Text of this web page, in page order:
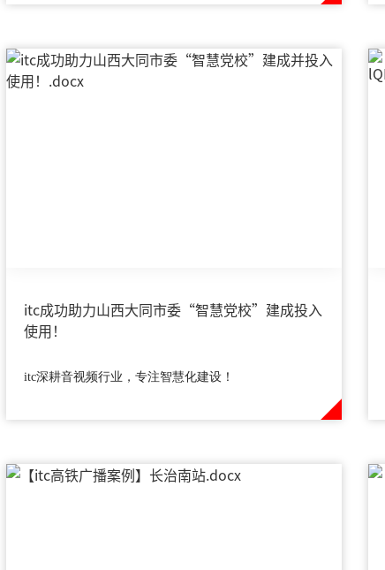
itc成功助力山西大同市委“智慧党校”建成投入
使用！
itc深耕音视频行业，专注智慧化建设！